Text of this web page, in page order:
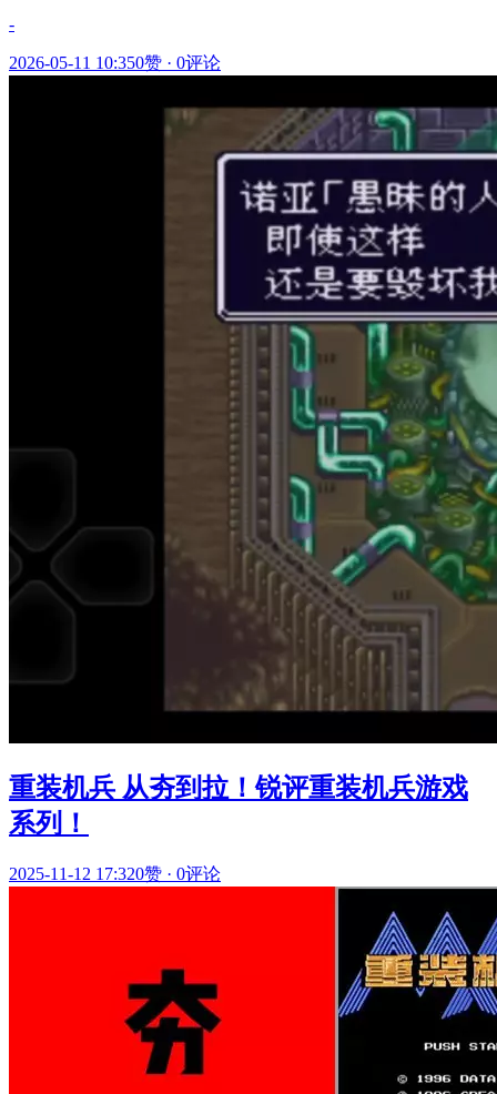
-
2026-05-11 10:350赞 · 0评论
重装机兵 从夯到拉！锐评重装机兵游戏
系列！
2025-11-12 17:320赞 · 0评论